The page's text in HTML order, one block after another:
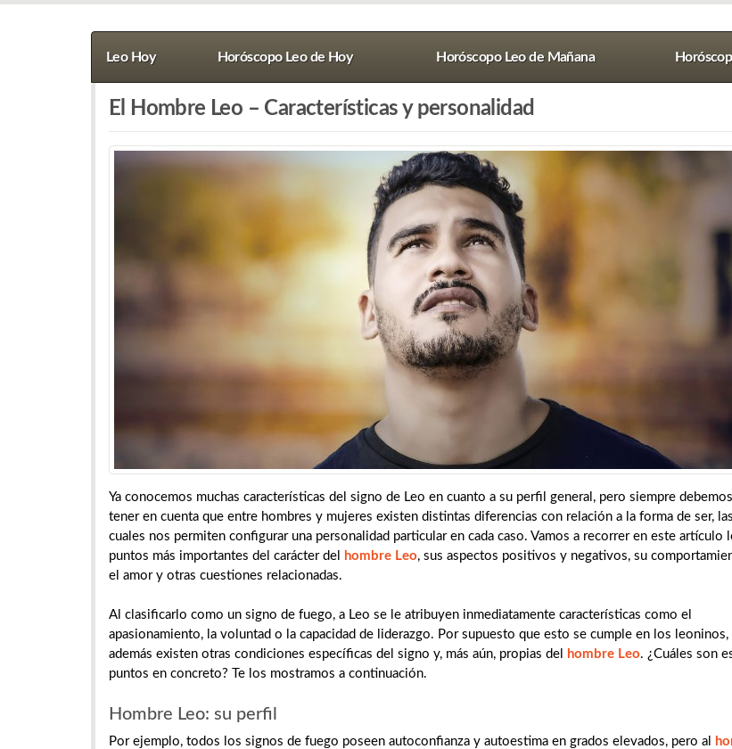
Leo Hoy Horóscopo Leo de Hoy Horóscopo Leo de Mañana
El Hombre Leo – Características y personalidad
Ya conocemos muchas características del signo de Leo en cuanto a su perfil general, pero siempre debemos
tener en cuenta que entre hombres y mujeres existen distintas diferencias con relación a la forma de ser, las
cuales nos permiten configurar una personalidad particular en cada caso. Vamos a recorrer en este artículo
puntos más importantes del carácter del
hombre Leo, sus aspectos positivos y negativos, su
el amor y otras cuestiones relacionadas.
Al clasificarlo como un signo de fuego, a Leo se le atribuyen inmediatamente características como el
apasionamiento, la voluntad o la capacidad de liderazgo. Por supuesto que esto se cumple en los leoninos,
además existen otras condiciones específicas del signo y, más aún, propias del
hombre Leo. ¿Cuáles son
puntos en concreto? Te los mostramos a continuación.
Hombre Leo: su perfil
Por ejemplo, todos los signos de fuego poseen autoconfianza y autoestima en grados elevados, pero al